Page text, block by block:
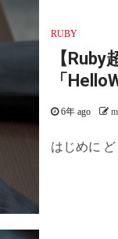
RUBY
【
「
6年 ago
はじめに ど